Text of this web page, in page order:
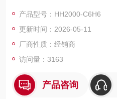
产品型号：HH2000-C6H6
更新时间：2026-05-11
厂商性质：经销商
访问量：3163
产品咨询